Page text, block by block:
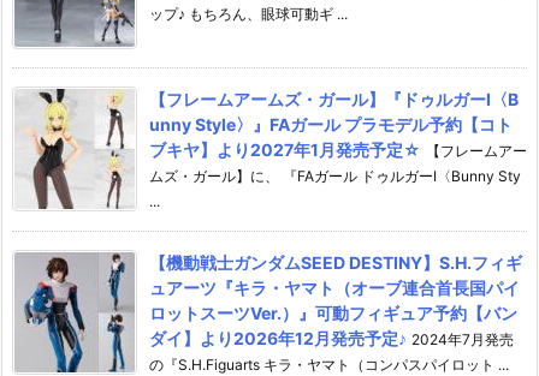
ップ♪ もちろん、眼球可動ギ ...
【フレームアームズ・ガール】『ドゥルガーI〈B
unny Style〉』FAガール プラモデル予約【コト
ブキヤ】より2027年1月発売予定☆
【フレームアー
ムズ・ガール】に、 『FAガール ドゥルガーI〈Bunny Sty
...
【機動戦士ガンダムSEED DESTINY】S.H.フィギ
ュアーツ『キラ・ヤマト（オーブ連合首長国パイ
ロットスーツVer.）』可動フィギュア予約【バン
ダイ】より2026年12月発売予定♪ 2024年7月発売
の『S.H.Figuarts キラ・ヤマト（コンパスパイロット ...